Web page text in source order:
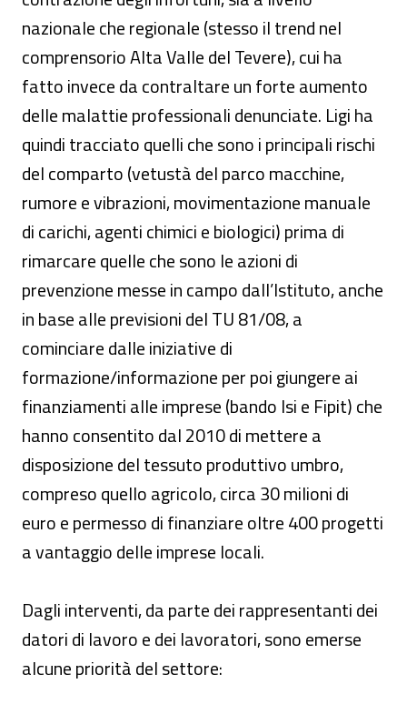
nazionale che regionale (stesso il trend nel
comprensorio Alta Valle del Tevere), cui ha
fatto invece da contraltare un forte aumento
delle malattie professionali denunciate. Ligi ha
quindi tracciato quelli che sono i principali rischi
del comparto (vetustà del parco macchine,
rumore e vibrazioni, movimentazione manuale
di carichi, agenti chimici e biologici) prima di
rimarcare quelle che sono le azioni di
prevenzione messe in campo dall’Istituto, anche
in base alle previsioni del TU 81/08, a
cominciare dalle iniziative di
formazione/informazione per poi giungere ai
finanziamenti alle imprese (bando Isi e Fipit) che
hanno consentito dal 2010 di mettere a
disposizione del tessuto produttivo umbro,
compreso quello agricolo, circa 30 milioni di
euro e permesso di finanziare oltre 400 progetti
a vantaggio delle imprese locali.
Dagli interventi, da parte dei rappresentanti dei
datori di lavoro e dei lavoratori, sono emerse
alcune priorità del settore: